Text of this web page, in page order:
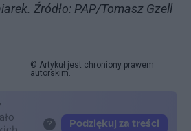
Źródło: PAP/Tomasz Gzell
© Artykuł jest chroniony prawem
autorskim.